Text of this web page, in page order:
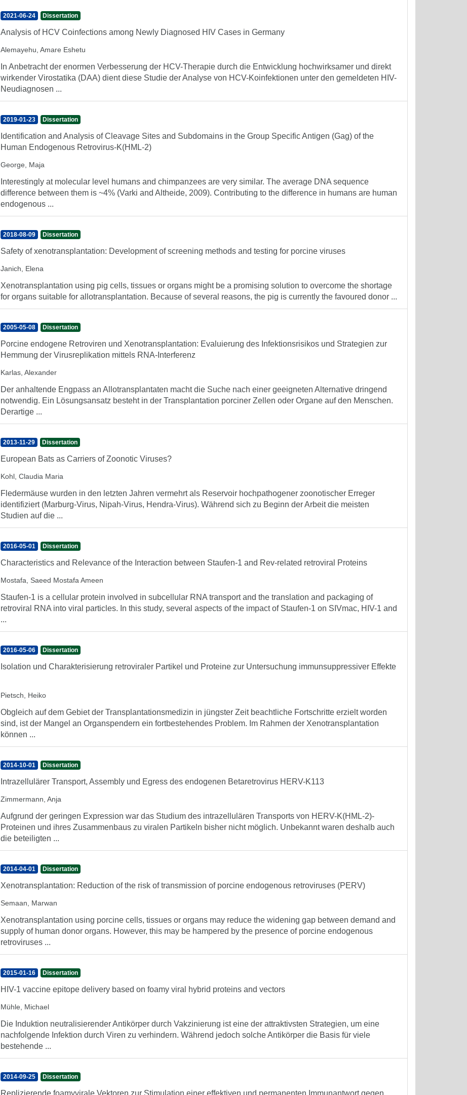
2021-06-24 Dissertation
Analysis of HCV Coinfections among Newly Diagnosed HIV Cases in Germany
Alemayehu, Amare Eshetu
In Anbetracht der enormen Verbesserung der HCV-Therapie durch die Entwicklung hochwirksamer und direkt
wirkender Virostatika (DAA) dient diese Studie der Analyse von HCV-Koinfektionen unter den gemeldeten HIV-
Neudiagnosen ...
2019-01-23 Dissertation
Identification and Analysis of Cleavage Sites and Subdomains in the Group Specific Antigen (Gag) of the
Human Endogenous Retrovirus-K(HML-2)
George, Maja
Interestingly at molecular level humans and chimpanzees are very similar. The average DNA sequence
difference between them is ~4% (Varki and Altheide, 2009). Contributing to the difference in humans are human
endogenous ...
2018-08-09 Dissertation
Safety of xenotransplantation: Development of screening methods and testing for porcine viruses
Janich, Elena
Xenotransplantation using pig cells, tissues or organs might be a promising solution to overcome the shortage
for organs suitable for allotransplantation. Because of several reasons, the pig is currently the favoured donor ...
2005-05-08 Dissertation
Porcine endogene Retroviren und Xenotransplantation: Evaluierung des Infektionsrisikos und Strategien zur
Hemmung der Virusreplikation mittels RNA-Interferenz
Karlas, Alexander
Der anhaltende Engpass an Allotransplantaten macht die Suche nach einer geeigneten Alternative dringend
notwendig. Ein Lösungsansatz besteht in der Transplantation porciner Zellen oder Organe auf den Menschen.
Derartige ...
2013-11-29 Dissertation
European Bats as Carriers of Zoonotic Viruses?
Kohl, Claudia Maria
Fledermäuse wurden in den letzten Jahren vermehrt als Reservoir hochpathogener zoonotischer Erreger
identifiziert (Marburg-Virus, Nipah-Virus, Hendra-Virus). Während sich zu Beginn der Arbeit die meisten
Studien auf die ...
2016-05-01 Dissertation
Characteristics and Relevance of the Interaction between Staufen-1 and Rev-related retroviral Proteins
Mostafa, Saeed Mostafa Ameen
Staufen-1 is a cellular protein involved in subcellular RNA transport and the translation and packaging of
retroviral RNA into viral particles. In this study, several aspects of the impact of Staufen-1 on SIVmac, HIV-1 and
...
2016-05-06 Dissertation
Isolation und Charakterisierung retroviraler Partikel und Proteine zur Untersuchung immunsuppressiver Effekte
Pietsch, Heiko
Obgleich auf dem Gebiet der Transplantationsmedizin in jüngster Zeit beachtliche Fortschritte erzielt worden
sind, ist der Mangel an Organspendern ein fortbestehendes Problem. Im Rahmen der Xenotransplantation
können ...
2014-10-01 Dissertation
Intrazellulärer Transport, Assembly und Egress des endogenen Betaretrovirus HERV-K113
Zimmermann, Anja
Aufgrund der geringen Expression war das Studium des intrazellulären Transports von HERV-K(HML-2)-
Proteinen und ihres Zusammenbaus zu viralen Partikeln bisher nicht möglich. Unbekannt waren deshalb auch
die beteiligten ...
2014-04-01 Dissertation
Xenotransplantation: Reduction of the risk of transmission of porcine endogenous retroviruses (PERV)
Semaan, Marwan
Xenotransplantation using porcine cells, tissues or organs may reduce the widening gap between demand and
supply of human donor organs. However, this may be hampered by the presence of porcine endogenous
retroviruses ...
2015-01-16 Dissertation
HIV-1 vaccine epitope delivery based on foamy viral hybrid proteins and vectors
Mühle, Michael
Die Induktion neutralisierender Antikörper durch Vakzinierung ist eine der attraktivsten Strategien, um eine
nachfolgende Infektion durch Viren zu verhindern. Während jedoch solche Antikörper die Basis für viele
bestehende ...
2014-09-25 Dissertation
Replizierende foamyvirale Vektoren zur Stimulation einer effektiven und permanenten Immunantwort gegen